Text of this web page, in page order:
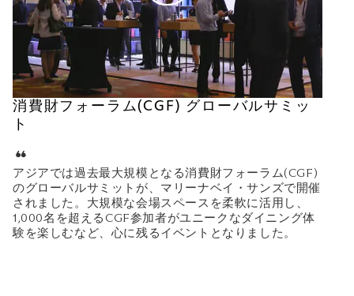
消費財フォーラム(CGF) グローバルサミッ
ト
アジアでは過去最大規模となる消費財フォーラム(CGF)
のグローバルサミットが、マリーナベイ・サンズで開催
されました。大規模な会場スペースを柔軟に活用し、
1,000名を超えるCGF参加者がユニークなダイニング体
験を楽しむなど、心に残るイベントとなりました。